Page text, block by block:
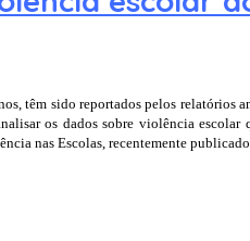
têm sido reportados pelos relatórios
os dados sobre violência
nas Escolas, recentemente